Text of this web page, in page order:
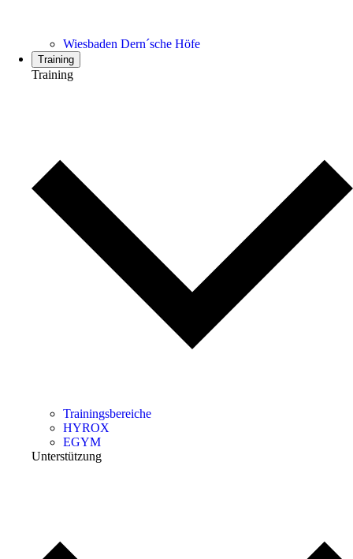
Wiesbaden Dern´sche Höfe
Training
Training
Trainingsbereiche
HYROX
EGYM
Unterstützung